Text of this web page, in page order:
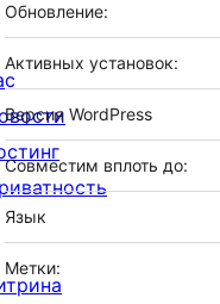
Обновление:
Активных установок:
Версия WordPress
Совместим вплоть до:
Язык
Метки: